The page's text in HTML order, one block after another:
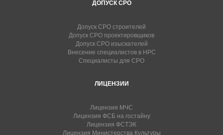
ДОПУСК СРО
Допуск СРО строителей
Допуск СРО проектировщиков
Допуск СРО изыскателей
Внесение специалистов в НРС
Специалисты для СРО
ЛИЦЕНЗИИ
Лицензия МЧС
Лицензия ФСБ на гостайну
Лицензия ФСТЭК
Лицензия Министерства Культуры